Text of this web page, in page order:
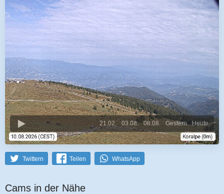
Heute
Gestern
08.08.
03.08.
21.02.
Twittern Teilen WhatsApp
Cams in der Nähe